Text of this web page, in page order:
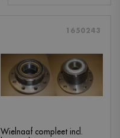
1650243
Wielnaaf compleet incl.